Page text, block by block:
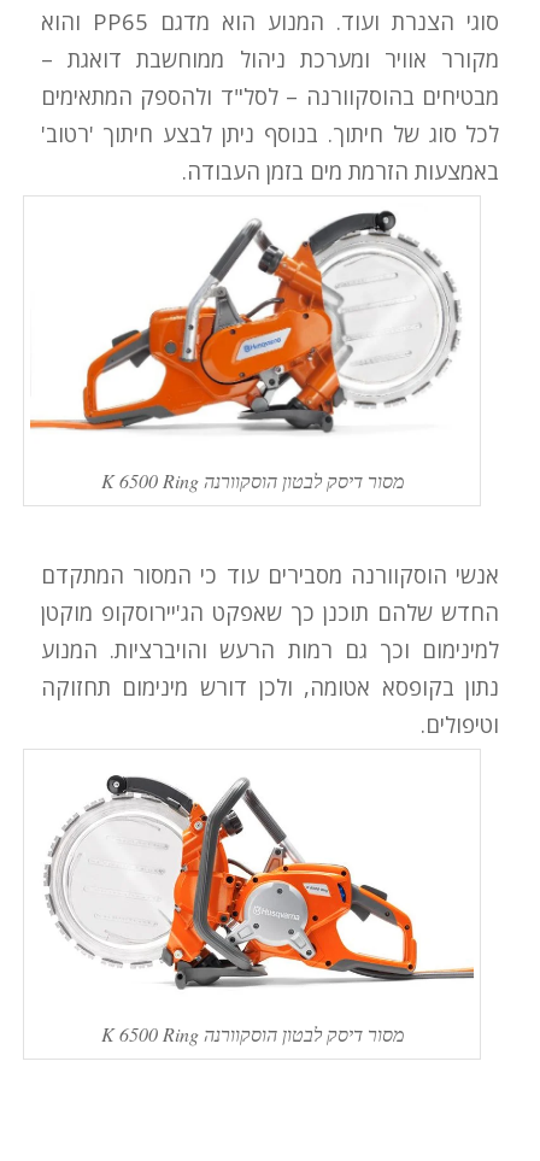
סוגי הצנרת ועוד. המנוע הוא מדגם PP65 והוא
מקורר אוויר ומערכת ניהול ממוחשבת דואגת –
מבטיחים בהוסקוורנה – לסל"ד ולהספק המתאימים
לכל סוג של חיתוך. בנוסף ניתן לבצע חיתוך 'רטוב'
באמצעות הזרמת מים בזמן העבודה.
מסור דיסק לבטון הוסקוורנה K 6500 Ring
אנשי הוסקוורנה מסבירים עוד כי המסור המתקדם
החדש שלהם תוכנן כך שאפקט הג'יירוסקופ מוקטן
למינימום וכך גם רמות הרעש והויברציות. המנוע
נתון בקופסא אטומה, ולכן דורש מינימום תחזוקה
וטיפולים.
מסור דיסק לבטון הוסקוורנה K 6500 Ring